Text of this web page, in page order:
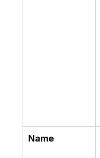
Name